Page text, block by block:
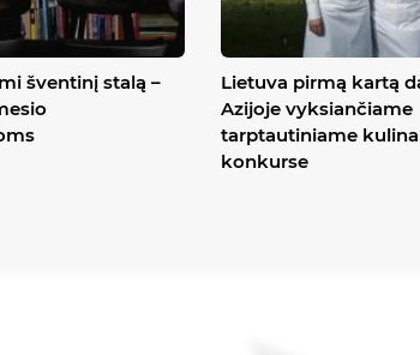
šventinį stalą –
Lietuva pirmą kartą
Azijoje vyksiančiame
tarptautiniame
konkurse